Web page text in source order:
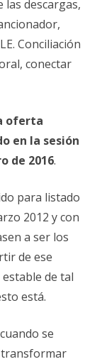
descargas,
Conciliación
conectar
oferta
en la sesión
de 2016.
para listado
2012 y con
a ser los
de ese
de tal
está.
se
transformar